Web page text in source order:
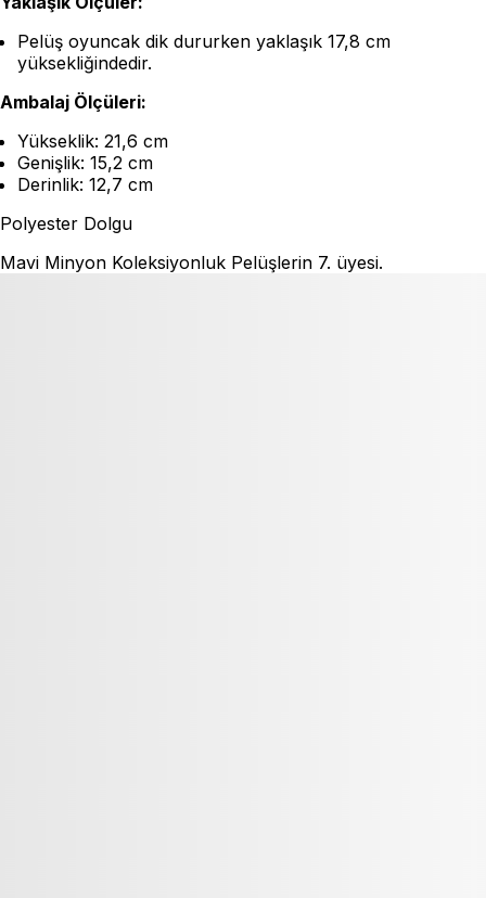
Pelüş oyuncak dik dururken yaklaşık 17,8 cm
yüksekliğindedir.
Ambalaj Ölçüleri:
Yükseklik: 21,6 cm
Genişlik: 15,2 cm
Derinlik: 12,7 cm
Polyester Dolgu
Mavi Minyon Koleksiyonluk Pelüşlerin 7. üyesi.